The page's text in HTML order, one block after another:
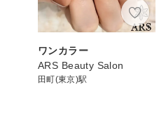
ワンカラー
ARS Beauty Salon
田町(東京)駅